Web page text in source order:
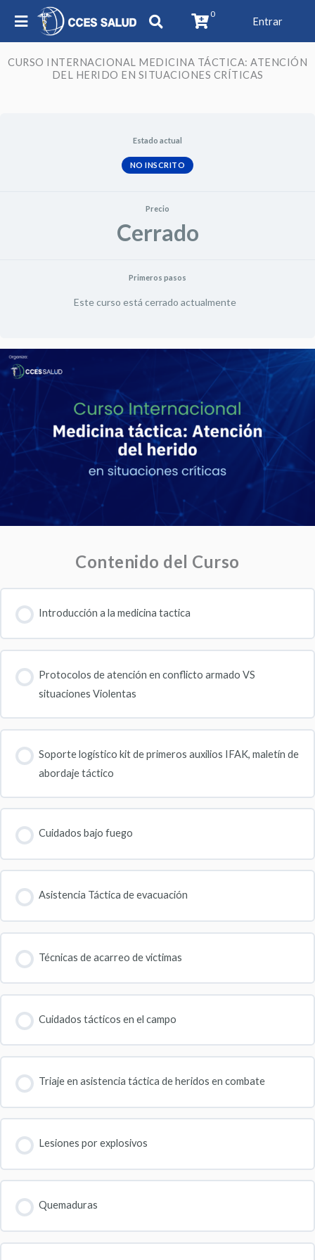
0
Entrar
CURSO INTERNACIONAL MEDICINA TÁCTICA: ATENCIÓN
DEL HERIDO EN SITUACIONES CRÍTICAS
Estado actual
NO INSCRITO
Precio
Cerrado
Primeros pasos
Este curso está cerrado actualmente
Contenido del Curso
Introducción a la medicina tactica
Protocolos de atención en conflicto armado VS
situaciones Violentas
Soporte logístico kit de primeros auxilios IFAK, maletín de
abordaje táctico
Cuidados bajo fuego
Asistencia Táctica de evacuación
Técnicas de acarreo de victimas
Cuidados tácticos en el campo
Triaje en asistencia táctica de heridos en combate
Lesiones por explosivos
Quemaduras